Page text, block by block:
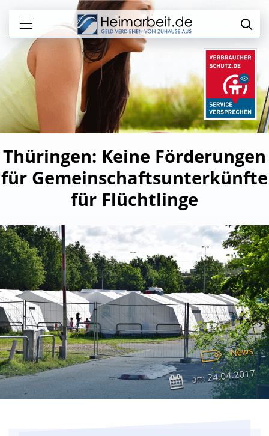
Thüringen: Keine Förderungen
für Gemeinschaftsunterkünfte
für Flüchtlinge
News
am24.04.2017